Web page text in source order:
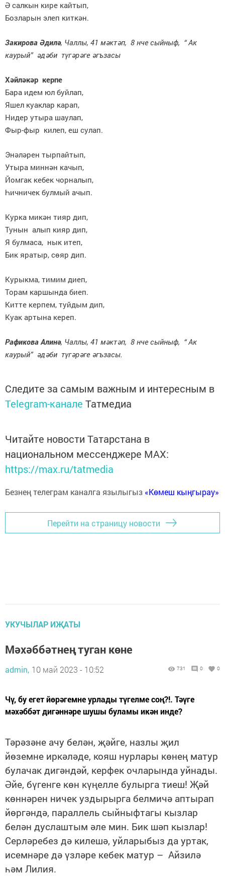
Ә салкын кире кайтып,
Бозларын элеп киткән.
Закирова Әдилә, Чаллы, 41 мәктәп, 8 нче сыйныф, “ Ак
каурый” әдәби түгәрәге әгъзасы
Хәйләкәр керпе
Бара идем юл буйлап,
Яшел куаклар карап,
Нидер утыра шаулап,
Фыр-фыр килеп, еш сулап.
Энәләрен тырпайтып,
Утыра миннән качып,
Йомгак кебек чорналып,
Һичничек булмый ачып.
Курка микән тияр дип,
Тунын алып кияр дип,
Я булмаса, нык итеп,
Бик яратыр, сөяр дип.
Курыкма, тимим диеп,
Торам каршында биеп.
Китте керпем, туйдым дип,
Куак артына кереп.
Рафикова Алинә, Чаллы, 41 мәктәп, 8 нче сыйныф, “ Ак
каурый” әдәби түгәрәге әгъзасы.
Следите за самым важным и интересным в
Telegram-канале Татмедиа
Читайте новости Татарстана в
национальном мессенджере MАХ:
https://max.ru/tatmedia
Безнең телеграм каналга язылыгыз «Көмеш кыңгырау»
Перейти на страницу новости
УКУЧЫЛАР ИҖАТЫ
Мәхәббәтнең туган көне
admin, 10 май 2023 - 10:52 731 0 0
Чү, бу егет йөрәгемне урлады түгелме соң?!. Тәүге
мәхәббәт дигәннәре шушы буламы икән инде?
Тәрәзәне ачу белән, җәйге, назлы җил
йөземне иркәләде, кояш нурлары көнең матур
булачак дигәндәй, керфек очларында уйнады.
Әйе, бүгенге көн күңелле булырга тиеш! Җәй
көннәрен ничек уздырырга белмичә аптырап
йөргәндә, параллель сыйныфтагы кызлар
белән дуслаштым әле мин. Бик шәп кызлар!
Серләребез дә килешә, уйларыбыз да уртак,
исемнәре дә үзләре кебек матур – Айзилә
һәм Лилия.